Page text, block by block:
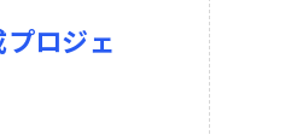
プロジェ